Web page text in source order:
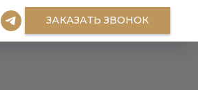
ЗАКАЗАТЬ ЗВОНОК